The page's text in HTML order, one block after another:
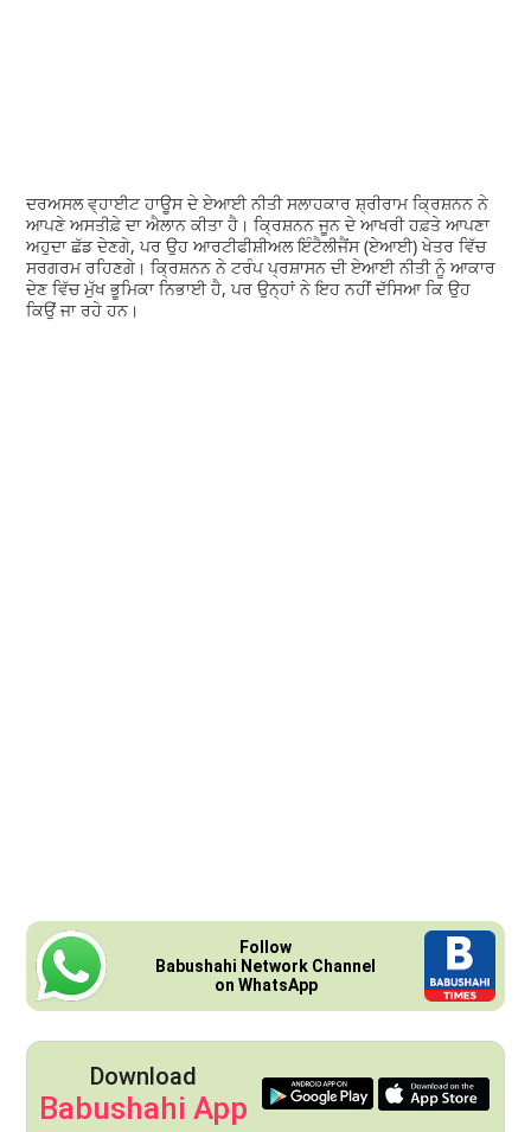
ਦਰਅਸਲ ਵ੍ਹਾਈਟ ਹਾਊਸ ਦੇ ਏਆਈ ਨੀਤੀ ਸਲਾਹਕਾਰ ਸ਼੍ਰੀਰਾਮ ਕ੍ਰਿਸ਼ਨਨ ਨੇ
ਆਪਣੇ ਅਸਤੀਫ਼ੇ ਦਾ ਐਲਾਨ ਕੀਤਾ ਹੈ। ਕ੍ਰਿਸ਼ਨਨ ਜੂਨ ਦੇ ਆਖਰੀ ਹਫ਼ਤੇ ਆਪਣਾ
ਅਹੁਦਾ ਛੱਡ ਦੇਣਗੇ, ਪਰ ਉਹ ਆਰਟੀਫੀਸ਼ੀਅਲ ਇੰਟੈਲੀਜੈਂਸ (ਏਆਈ) ਖੇਤਰ ਵਿੱਚ
ਸਰਗਰਮ ਰਹਿਣਗੇ। ਕ੍ਰਿਸ਼ਨਨ ਨੇ ਟਰੰਪ ਪ੍ਰਸ਼ਾਸਨ ਦੀ ਏਆਈ ਨੀਤੀ ਨੂੰ ਆਕਾਰ
ਦੇਣ ਵਿੱਚ ਮੁੱਖ ਭੂਮਿਕਾ ਨਿਭਾਈ ਹੈ, ਪਰ ਉਨ੍ਹਾਂ ਨੇ ਇਹ ਨਹੀਂ ਦੱਸਿਆ ਕਿ ਉਹ
ਕਿਉਂ ਜਾ ਰਹੇ ਹਨ।
Follow
Babushahi Network Channel
on WhatsApp
Download
Babushahi App